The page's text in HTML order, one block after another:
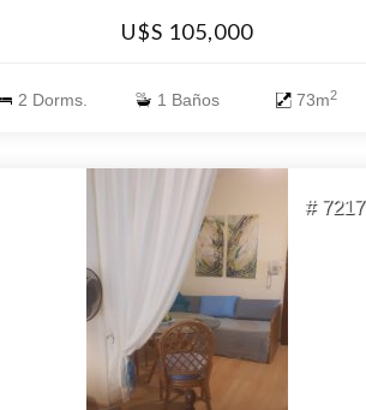
región. Con una superficie total de 73 m², esta
unidad de 2 dormitorios y 1 baño es el espacio
confort que mereces. La distribución inteligente
acogedor. La cocina, diseñada para facilitar tus
momentos culinarios, se integra perfectamente
con el resto del espacio, permitiéndote disfrutar
de cada rincón. Ubicado en una zona tranquila,
este apartamento te ofrece la oportunidad de
vivir cerca del mar y de todos los servicios que
necesitas. Ideal tanto para residencia
permanente como para inversión. No dejes
U$S 105,000
2 Dorms. 1 Baños 73m2
# 7217